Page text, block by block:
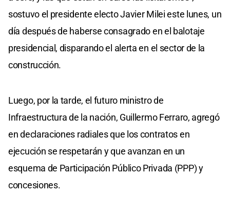
sostuvo el presidente electo Javier Milei este lunes, un
día después de haberse consagrado en el balotaje
presidencial, disparando el alerta en el sector de la
construcción.
Luego, por la tarde, el futuro ministro de
Infraestructura de la nación, Guillermo Ferraro, agregó
en declaraciones radiales que los contratos en
ejecución se respetarán y que avanzan en un
esquema de Participación Público Privada (PPP) y
concesiones.